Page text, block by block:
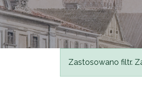
Komunikat
Zastosowano filtr.